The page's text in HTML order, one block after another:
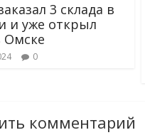
3 склада в
и уже открыл
Омске
0
комментарий